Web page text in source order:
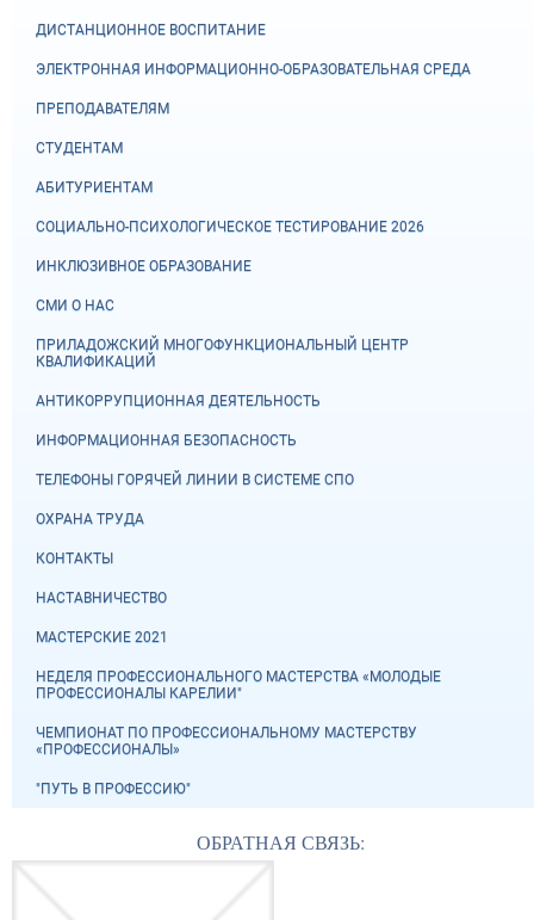
ДИСТАНЦИОННОЕ ВОСПИТАНИЕ
ЭЛЕКТРОННАЯ ИНФОРМАЦИОННО-ОБРАЗОВАТЕЛЬНАЯ СРЕДА
ПРЕПОДАВАТЕЛЯМ
СТУДЕНТАМ
АБИТУРИЕНТАМ
СОЦИАЛЬНО-ПСИХОЛОГИЧЕСКОЕ ТЕСТИРОВАНИЕ 2026
ИНКЛЮЗИВНОЕ ОБРАЗОВАНИЕ
СМИ О НАС
ПРИЛАДОЖСКИЙ МНОГОФУНКЦИОНАЛЬНЫЙ ЦЕНТР
КВАЛИФИКАЦИЙ
АНТИКОРРУПЦИОННАЯ ДЕЯТЕЛЬНОСТЬ
ИНФОРМАЦИОННАЯ БЕЗОПАСНОСТЬ
ТЕЛЕФОНЫ ГОРЯЧЕЙ ЛИНИИ В СИСТЕМЕ СПО
ОХРАНА ТРУДА
КОНТАКТЫ
НАСТАВНИЧЕСТВО
МАСТЕРСКИЕ 2021
НЕДЕЛЯ ПРОФЕССИОНАЛЬНОГО МАСТЕРСТВА «МОЛОДЫЕ
ПРОФЕССИОНАЛЫ КАРЕЛИИ"
ЧЕМПИОНАТ ПО ПРОФЕССИОНАЛЬНОМУ МАСТЕРСТВУ
«ПРОФЕССИОНАЛЫ»
"ПУТЬ В ПРОФЕССИЮ"
ОБРАТНАЯ СВЯЗЬ: